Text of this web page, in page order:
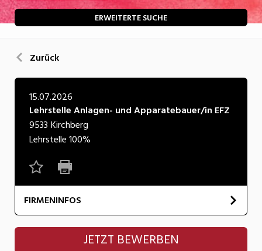
Handwerk/Technik
Kultur
Natur
Verkehr/Logistik
Wirtschaft/Verwaltung
ERWEITERTE SUCHE
Zurück
15.07.2026
Lehrstelle Anlagen- und Apparatebauer/in EFZ
9533 Kirchberg
Lehrstelle100%
FIRMENINFOS
Ed. Keller AG
JETZT BEWERBEN